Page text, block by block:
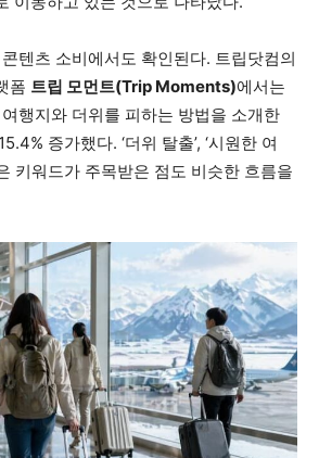
텐츠 소비에서도 확인된다. 트립닷컴의
폼 트립 모먼트(Trip Moments)에서는
행지와 더위를 피하는 방법을 소개한
증가했다. ‘더위 탈출’, ‘시원한 여
은 키워드가 주목받은 점도 비슷한 흐름을